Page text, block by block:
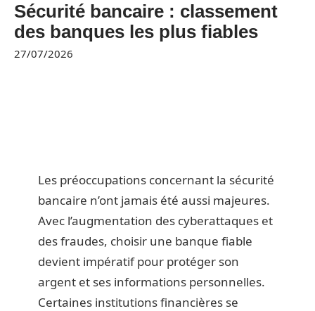
Sécurité bancaire : classement
des banques les plus fiables
27/07/2026
Les préoccupations concernant la sécurité
bancaire n’ont jamais été aussi majeures.
Avec l’augmentation des cyberattaques et
des fraudes, choisir une banque fiable
devient impératif pour protéger son
argent et ses informations personnelles.
Certaines institutions financières se